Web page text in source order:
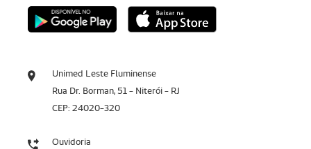
Unimed Leste Fluminense
Rua Dr. Borman, 51 - Niterói - RJ
CEP: 24020-320
Ouvidoria